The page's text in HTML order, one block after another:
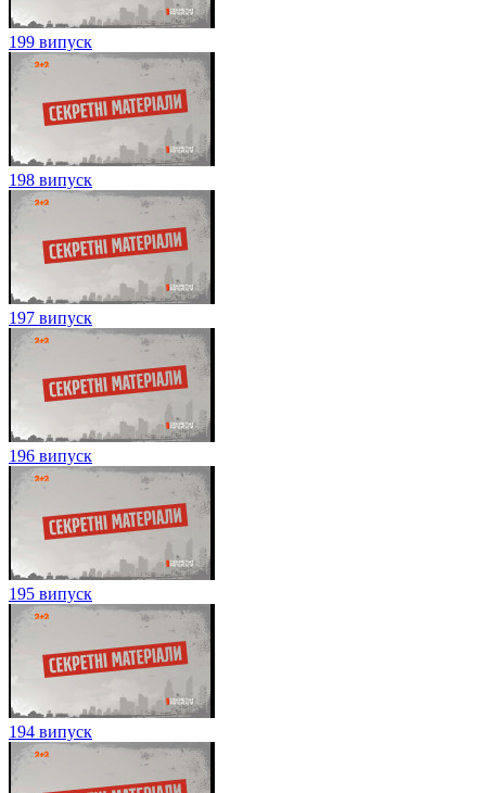
199 випуск
198 випуск
197 випуск
196 випуск
195 випуск
194 випуск